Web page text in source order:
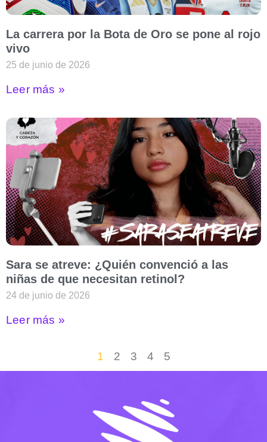
La carrera por la Bota de Oro se pone al rojo
vivo
25 de junio de 2026
Leer más »
Sara se atreve: ¿Quién convenció a las
niñas de que necesitan retinol?
24 de junio de 2026
Leer más »
1 2 3 4 5